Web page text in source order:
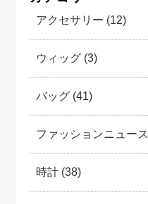
アクセサリー (12)
ウィッグ (3)
バッグ (41)
ファッションニュース
時計 (38)